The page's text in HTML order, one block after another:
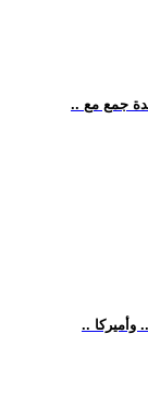
جمع مع
وأميركا